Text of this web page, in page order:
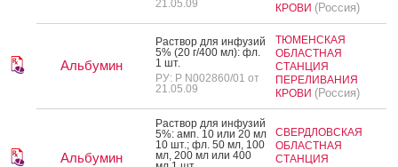
21.05.09
КРОВИ (Россия)
Альбумин
Рас­твор для ин­фу­зий
5% (20 г/400 мл): фл.
1 шт.
РУ: Р N002860/01 от
21.05.09
ТЮМЕНСКАЯ
ОБЛАСТНАЯ
СТАНЦИЯ
ПЕРЕЛИВАНИЯ
КРОВИ (Россия)
Альбумин
Рас­твор для ин­фу­зий
5%: амп. 10 или 20 мл
10 шт.; фл. 50 мл, 100
мл, 200 мл или 400
СВЕРДЛОВСКАЯ
ОБЛАСТНАЯ
СТАНЦИЯ